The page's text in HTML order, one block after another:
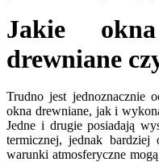
Jakie
drewniane
Trudno jest jednoznacznie
okna drewniane, jak i
Jedne i drugie posiadają
termicznej, jednak
warunki atmosferyczne